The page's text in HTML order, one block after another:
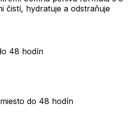
čistí, hydratuje a odstraňuje
48 hodín
do 48 hodín